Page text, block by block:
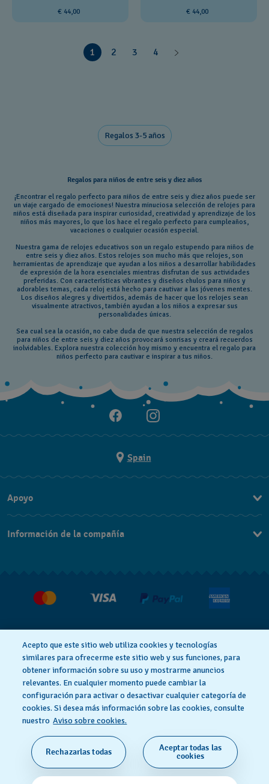
€ 44,00 € 44,00
1 2 3 4
Regalos 3-5 años
Regalos para niños de entre seis y diez años
¡Encontrar el regalo perfecto para niños de entre seis y diez años puede ser
un viaje cargado de emociones! Nuestra minuciosa selección de relojes para
niños está diseñada para inspirar curiosidad, creatividad y aprendizaje de los
niños más mayores, lo que los hace el regalo perfecto para cumpleaños,
vacaciones o cualquier ocasión especial.
Nuestra gama de relojes educativos son un regalo estupendo para niños de
entre seis y diez años. Estos relojes son mucho más que relojes, son
herramientas de aprendizaje que ayudan a los niños a desarrollar habilidades
de expresión de la hora esenciales mientras disfrutan de sus actividades
preferidas. Con características vibrantes y diseños chulos para niños y
adorables temas, cada reloj está hecho para cautivar a las jóvenes mentes.
Los diseños alegres y divertidos, además de hacer que los relojes sean
visualmente atractivos, también ayudan a los niños a expresar sus
personalidades únicas.
Sea cual sea la ocasión, no cabe duda de que nuestra selección de regalos
para niños de entre seis y diez años provocará sonrisas y creará recuerdos
inolvidables. Explora nuestra colección hoy mismo y encuentra el regalo para
niños perfecto para cautivar e inspirar a tus niños.
Spain
Apoyo
Preguntas frecuentes
Condiciones de venta
Sistema de información
Desistimiento del contrato
Información de la compañía
Aviso de privacidad Aviso sobre cookies
Términos de uso
SWISS MADE
© 2026 FLIK FLAK, UNA DIVISIÓN DE SWATCH SA.
Acepto que este sitio web utiliza cookies y tecnologías
similares para ofrecerme este sitio web y sus funciones, para
obtener información sobre su uso y mostrarme anuncios
relevantes. En cualquier momento puede cambiar la
configuración para activar o desactivar cualquier categoría de
cookies. Si desea más información sobre las cookies, consulte
nuestro Aviso sobre cookies.
Rechazarlas todas
Aceptar todas las
cookies